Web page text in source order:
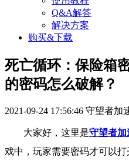
Q&A解答
解决方案
购买&下载
死亡循环：保险箱
的密码怎么破解？
2021-09-24 17:56:46 守望者加
大家好，这里是守望者加
戏中，玩家需要密码才可以